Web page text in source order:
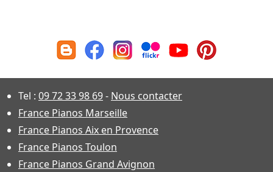
Tel : 09 72 33 98 69- Nous contacter
France Pianos Marseille
France Pianos Aix en Provence
France Pianos Toulon
France Pianos Grand Avignon